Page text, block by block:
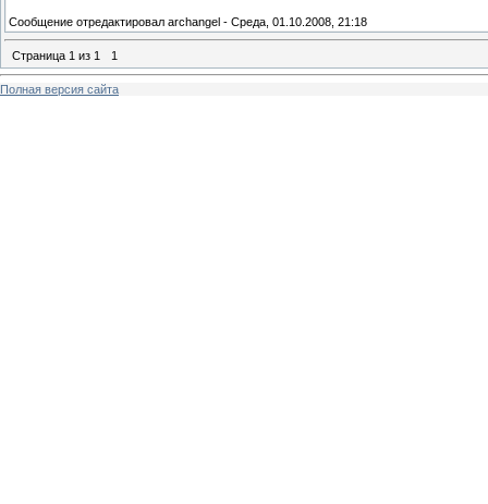
Сообщение отредактировал archangel - Среда, 01.10.2008, 21:18
Страница 1 из 1 1
Полная версия сайта